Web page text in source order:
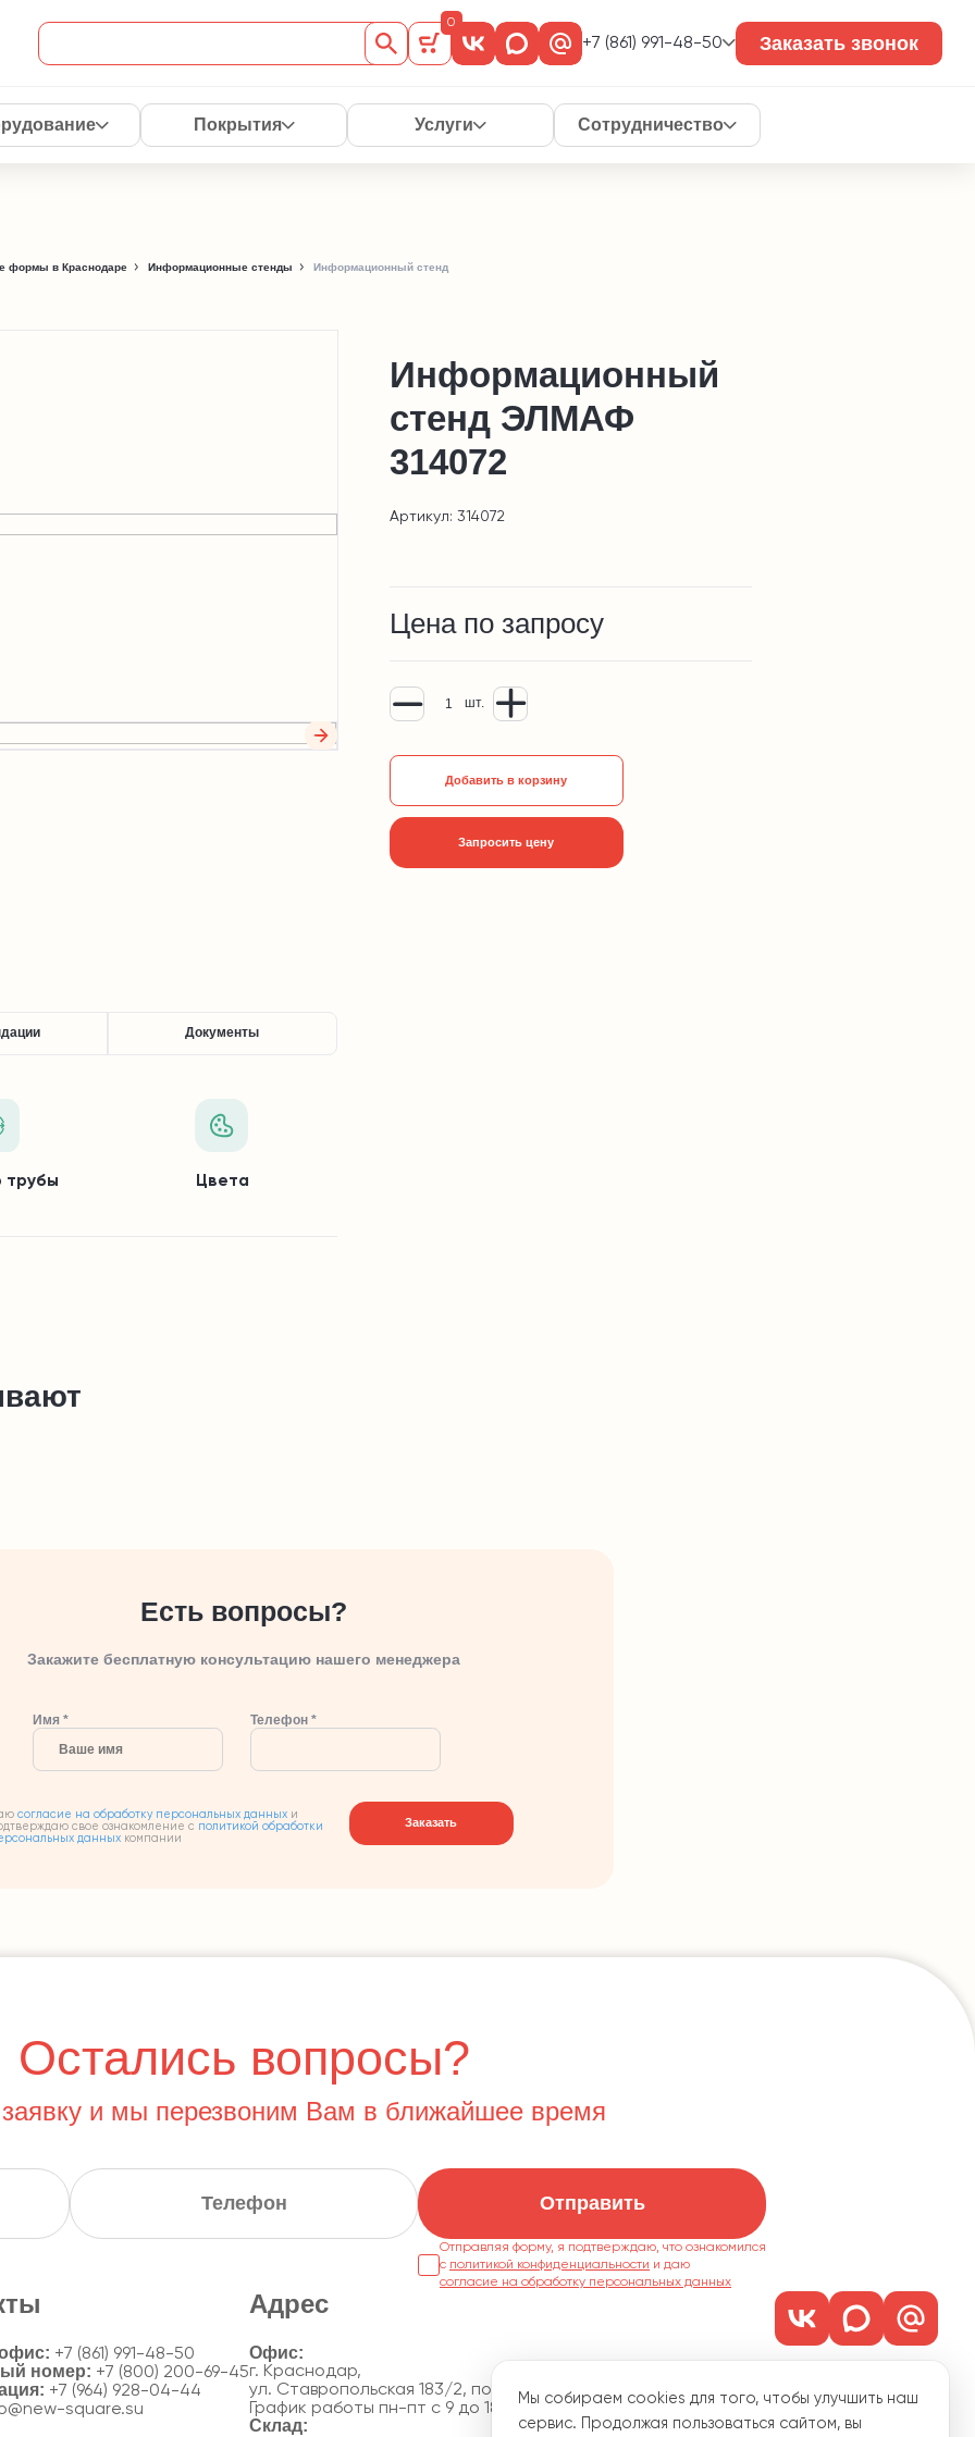
0
+7 (861) 991-48-50 Заказать звонок
Покрытия Услуги Сотрудничество
формы в Краснодаре Информационные стенды Информационный стенд
Информационный
стенд ЭЛМАФ
314072
Артикул: 314072
Цена по запросу
шт.
Добавить в корзину
Запросить цену
Документы
трубы Цвета
Есть вопросы?
Закажите бесплатную консультацию нашего менеджера
Имя * Телефон *
согласие на обработку персональных данных и
свое ознакомление с политикой обработки
данных компании
Заказать
Остались вопросы?
заявку и мы перезвоним Вам в ближайшее время
Отправить
Отправляя форму, я подтверждаю, что ознакомился
с политикой конфиденциальности
согласие на обработку персональных данных
+7 (861) 991-48-50
номер: +7 (800) 200-69-45
+7 (964) 928-04-44
square.su
Адрес
г. Краснодар,
ул. Ставропольская 183/2, пом. 1101
График работы пн-пт с 9 до 18
Мы собираем cookies для того, чтобы улучшить наш
сервис. Продолжая пользоваться сайтом, вы